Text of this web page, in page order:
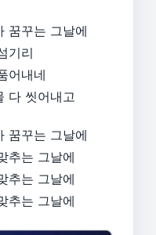
꿈꾸는 그날에
기리
어내네
다 씻어내고
꿈꾸는 그날에
추는 그날에
추는 그날에
추는 그날에